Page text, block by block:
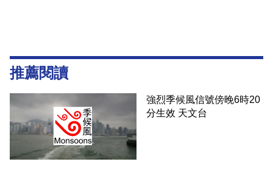
推薦閱讀
強烈季候風信號傍晚6時20
分生效 天文台